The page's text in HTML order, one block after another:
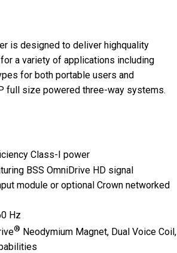
is designed to deliver highquality
a variety of applications including
for both portable users and
full size powered three-way systems.
Class-I power
BSS OmniDrive HD signal
module or optional Crown networked
Hz
® Neodymium Magnet, Dual Voice Coil,